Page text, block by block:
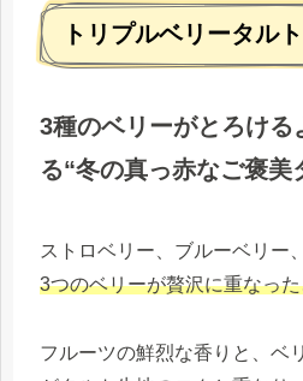
トリプルベリータルト
3種のベリーがとろける
る“冬の真っ赤なご褒美
ストロベリー、ブルーベリー
3つのベリーが贅沢に重なっ
フルーツの鮮烈な香りと、ベ